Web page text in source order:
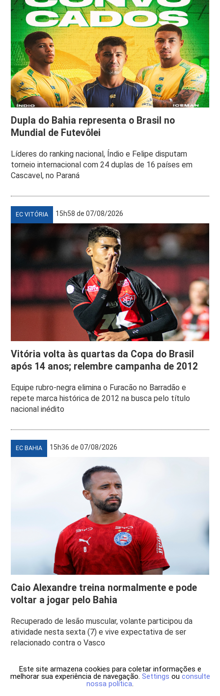
Dupla do Bahia representa o Brasil no
Mundial de Futevôlei
Líderes do ranking nacional, Índio e Felipe disputam
torneio internacional com 24 duplas de 16 países em
Cascavel, no Paraná
EC VITÓRIA 15h58 de 07/08/2026
Vitória volta às quartas da Copa do Brasil
após 14 anos; relembre campanha de 2012
Equipe rubro-negra elimina o Furacão no Barradão e
repete marca histórica de 2012 na busca pelo título
nacional inédito
EC BAHIA 15h36 de 07/08/2026
Caio Alexandre treina normalmente e pode
voltar a jogar pelo Bahia
Recuperado de lesão muscular, volante participou da
atividade nesta sexta (7) e vive expectativa de ser
relacionado contra o Vasco
Este site armazena cookies para coletar informações e
melhorar sua experiência de navegação. Settings ou consulte
nossa política.